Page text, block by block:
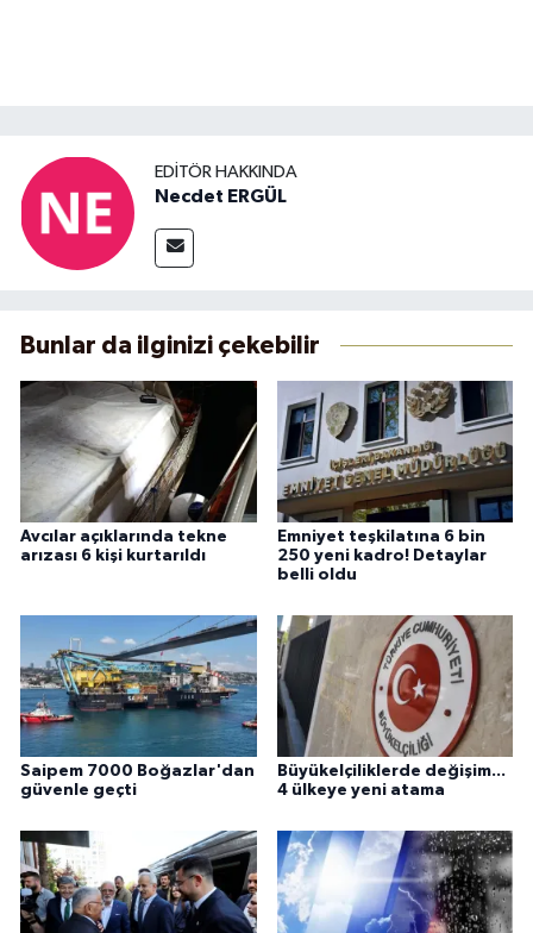
EDITÖR HAKKINDA
Necdet ERGÜL
Bunlar da ilginizi çekebilir
Avcılar açıklarında tekne
arızası 6 kişi kurtarıldı
Emniyet teşkilatına 6 bin
250 yeni kadro! Detaylar
belli oldu
Saipem 7000 Boğazlar'dan
güvenle geçti
Büyükelçiliklerde değişim...
4 ülkeye yeni atama